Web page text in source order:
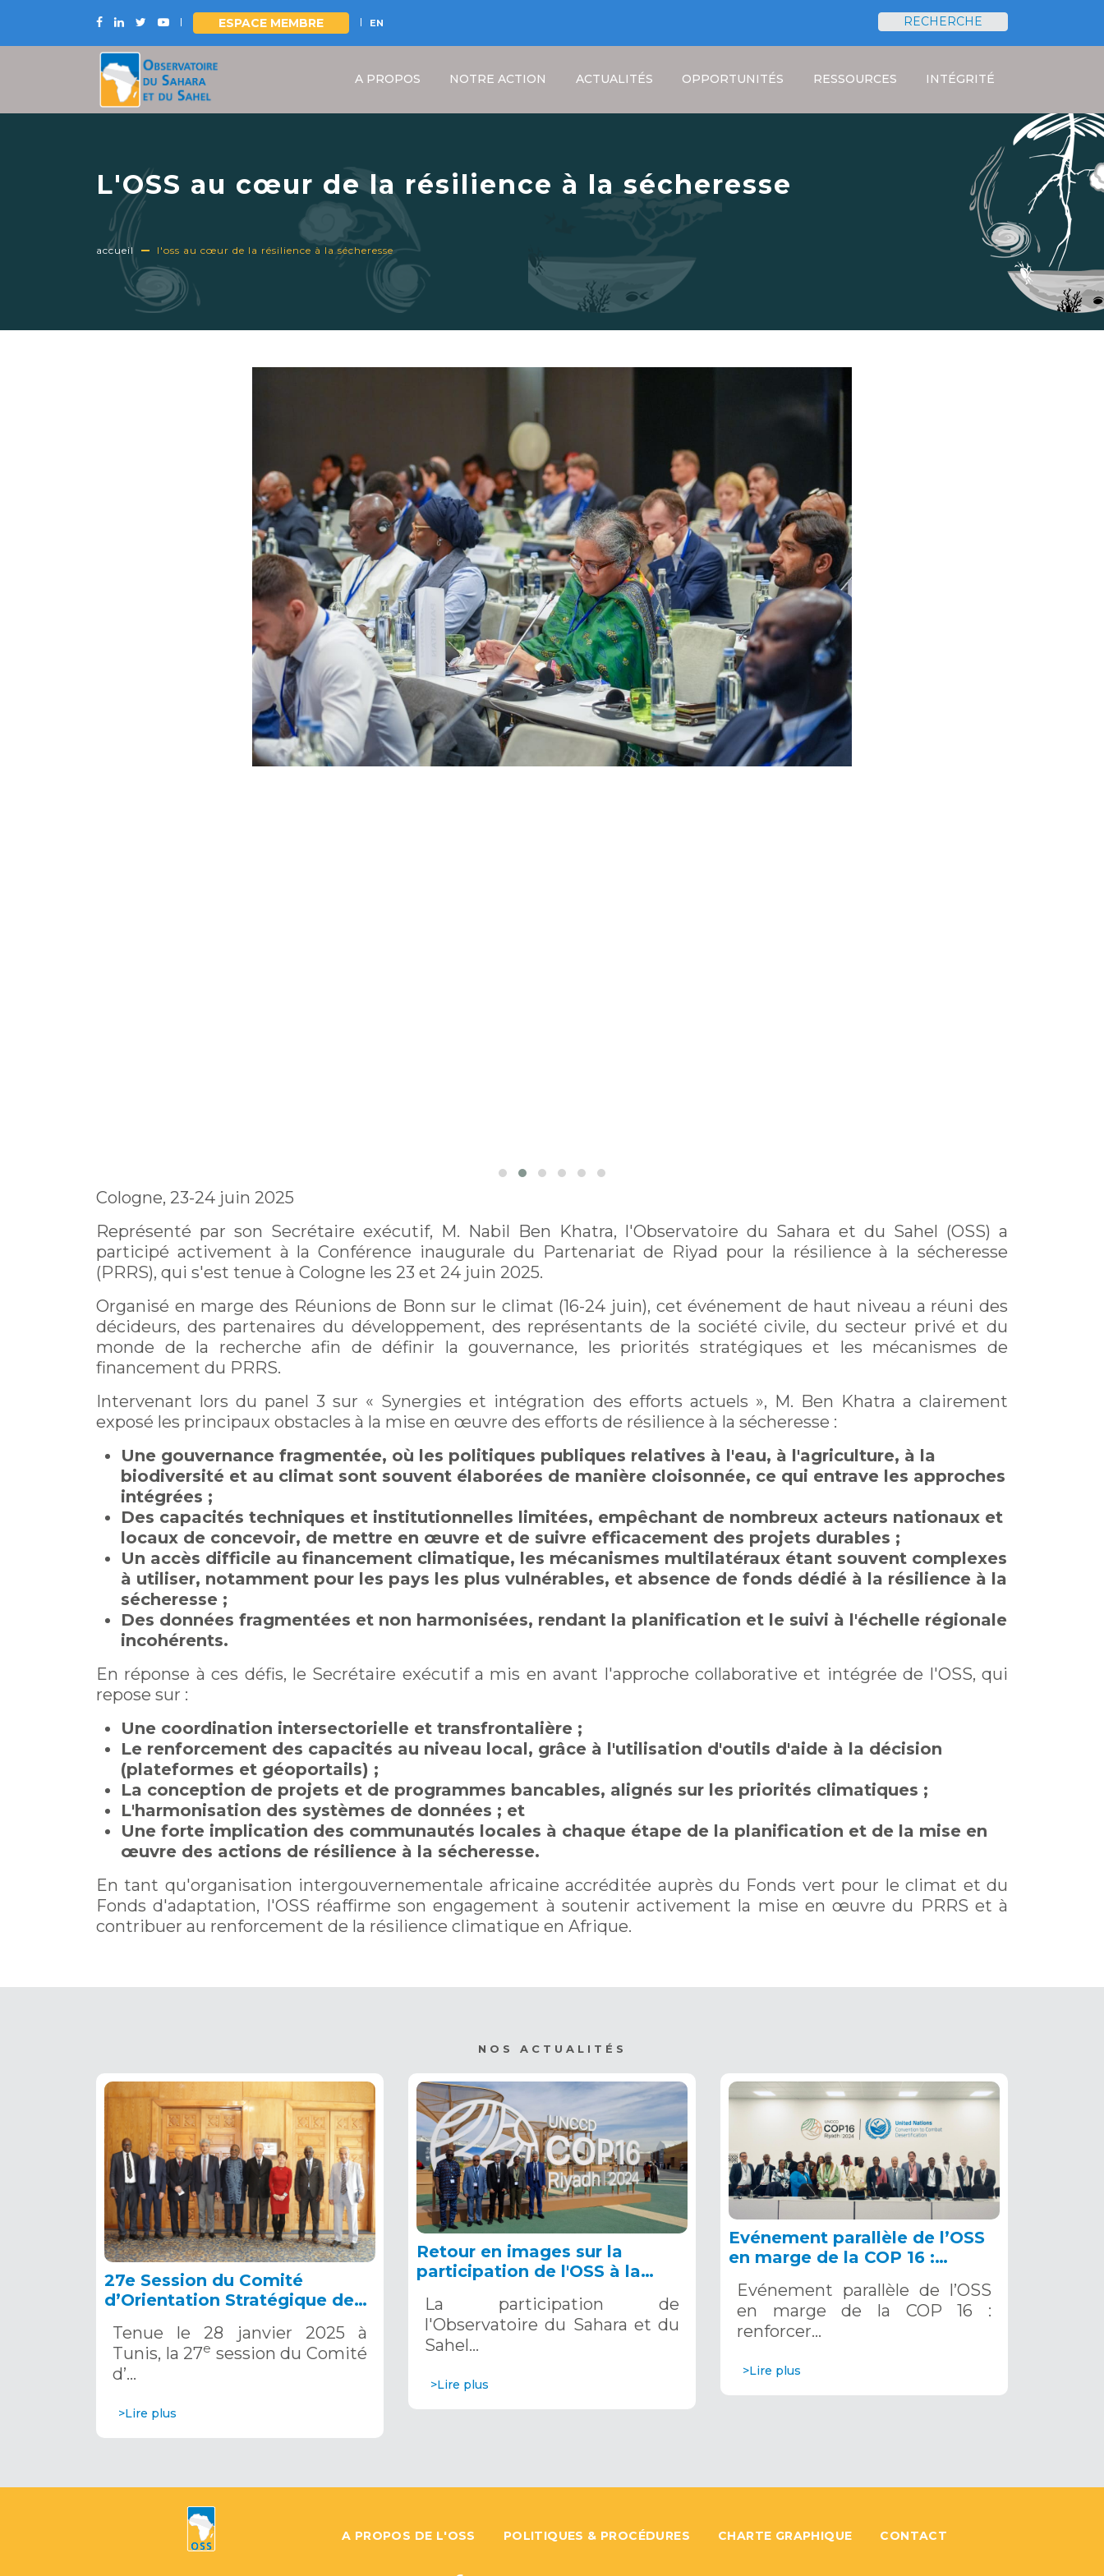
principal
ESPACE MEMBRE EN
RECHERCHE
A PROPOS NOTRE ACTION ACTUALITÉS OPPORTUNITÉS RESSOURCES INTÉGRITÉ
L'OSS au cœur de la résilience à la sécheresse
accueil l'oss au cœur de la résilience à la sécheresse
Cologne, 23-24 juin 2025
Représenté par son Secrétaire exécutif, M. Nabil Ben Khatra, l'Observatoire du Sahara et du Sahel (OSS) a
participé activement à la Conférence inaugurale du Partenariat de Riyad pour la résilience à la sécheresse
(PRRS), qui s'est tenue à Cologne les 23 et 24 juin 2025.
Organisé en marge des Réunions de Bonn sur le climat (16-24 juin), cet événement de haut niveau a réuni des
décideurs, des partenaires du développement, des représentants de la société civile, du secteur privé et du
monde de la recherche afin de définir la gouvernance, les priorités stratégiques et les mécanismes de
financement du PRRS.
Intervenant lors du panel 3 sur « Synergies et intégration des efforts actuels », M. Ben Khatra a clairement
exposé les principaux obstacles à la mise en œuvre des efforts de résilience à la sécheresse :
Une gouvernance fragmentée, où les politiques publiques relatives à l'eau, à l'agriculture, à la
biodiversité et au climat sont souvent élaborées de manière cloisonnée, ce qui entrave les approches
intégrées ;
Des capacités techniques et institutionnelles limitées, empêchant de nombreux acteurs nationaux et
locaux de concevoir, de mettre en œuvre et de suivre efficacement des projets durables ;
Un accès difficile au financement climatique, les mécanismes multilatéraux étant souvent complexes
à utiliser, notamment pour les pays les plus vulnérables, et absence de fonds dédié à la résilience à la
sécheresse ;
Des données fragmentées et non harmonisées, rendant la planification et le suivi à l'échelle régionale
incohérents.
En réponse à ces défis, le Secrétaire exécutif a mis en avant l'approche collaborative et intégrée de l'OSS, qui
repose sur :
Une coordination intersectorielle et transfrontalière ;
Le renforcement des capacités au niveau local, grâce à l'utilisation d'outils d'aide à la décision
(plateformes et géoportails) ;
La conception de projets et de programmes bancables, alignés sur les priorités climatiques ;
L'harmonisation des systèmes de données ; et
Une forte implication des communautés locales à chaque étape de la planification et de la mise en
œuvre des actions de résilience à la sécheresse.
En tant qu'organisation intergouvernementale africaine accréditée auprès du Fonds vert pour le climat et du
Fonds d'adaptation, l'OSS réaffirme son engagement à soutenir activement la mise en œuvre du PRRS et à
contribuer au renforcement de la résilience climatique en Afrique.
NOS ACTUALITÉS
27e Session du Comité
d’Orientation Stratégique de
Tenue le 28 janvier 2025 à
Tunis, la 27e session du Comité
d’…
>Lire plus
Retour en images sur la
participation de l'OSS à la
2024 à Riyad, en Arabie
Saoudite
La participation de
l'Observatoire du Sahara et du
Sahel…
>Lire plus
Evénement parallèle de l’OSS
en marge de la COP 16 :
grâce aux Systèmes d’Alerte
Précoce Multirisques. 12
décembre 2024
Evénement parallèle de l’OSS
en marge de la COP 16 :
renforcer…
>Lire plus
A PROPOS DE L'OSS POLITIQUES & PROCÉDURES CHARTE GRAPHIQUE CONTACT